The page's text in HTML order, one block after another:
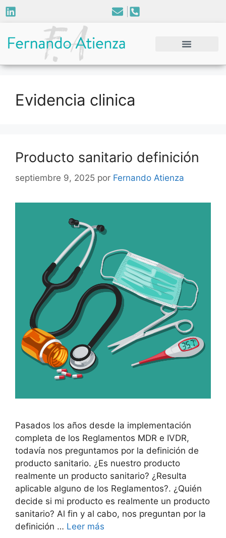
Evidencia clinica
Producto sanitario definición
septiembre 9, 2025 por Fernando Atienza
Pasados los años desde la implementación
completa de los Reglamentos MDR e IVDR,
todavía nos preguntamos por la definición de
producto sanitario. ¿Es nuestro producto
realmente un producto sanitario? ¿Resulta
aplicable alguno de los Reglamentos?. ¿Quién
decide si mi producto es realmente un producto
sanitario? Al fin y al cabo, nos preguntan por la
definición … Leer más